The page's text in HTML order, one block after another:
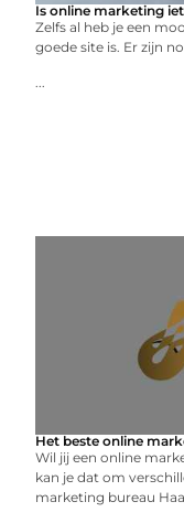
Is online marketing
Zelfs al heb je een
goede site is. Er zijn
...
Het beste online
Wil jij een online
kan je dat om
marketing bureau